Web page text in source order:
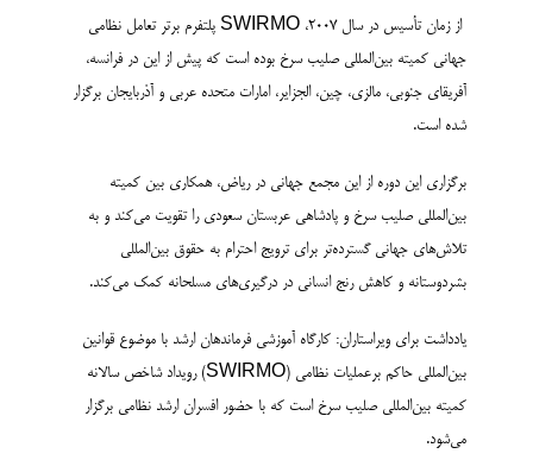
از زمان تأسیس در سال ۲۰۰۷، SWIRMO پلتفرم برتر تعامل نظامی
جهانی کمیته بین‌المللی صلیب سرخ بوده است که پیش از این در فرانسه،
آفریقای جنوبی، مالزی، چین، الجزایر، امارات متحده عربی و آذربایجان برگزار
شده است.
برگزاری این دوره از این مجمع جهانی در ریاض، همکاری بین کمیته
بین‌المللی صلیب سرخ و پادشاهی عربستان سعودی را تقویت می‌کند و به
تلاش‌های جهانی گسترده‌تر برای ترویج احترام به حقوق بین‌المللی
بشردوستانه و کاهش رنج انسانی در درگیری‌های مسلحانه کمک می‌کند.
یادداشت برای ویراستاران: کارگاه آموزشی فرماندهان ارشد با موضوع قوانین
بین‌المللی حاکم برعملیات نظامی (SWIRMO) رویداد شاخص سالانه
کمیته بین‌المللی صلیب سرخ است که با حضور افسران ارشد نظامی برگزار
می‌شود.